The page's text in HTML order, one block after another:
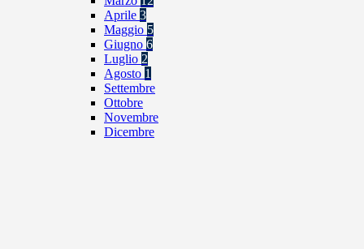
Aprile 3
Maggio 5
Giugno 6
Luglio 2
Agosto 1
Settembre
Ottobre
Novembre
Dicembre